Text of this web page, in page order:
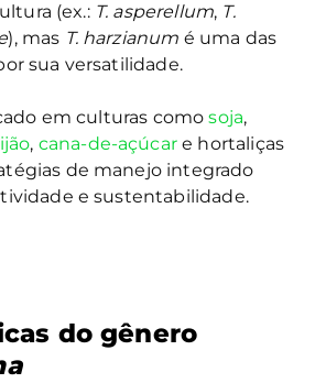
(ex.: T. asperellum, T.
), mas T. harzianum é uma das
sua versatilidade.
em culturas comosoja,
, cana-de-açúcare hortaliças
de manejo integrado
e sustentabilidade.
do gênero